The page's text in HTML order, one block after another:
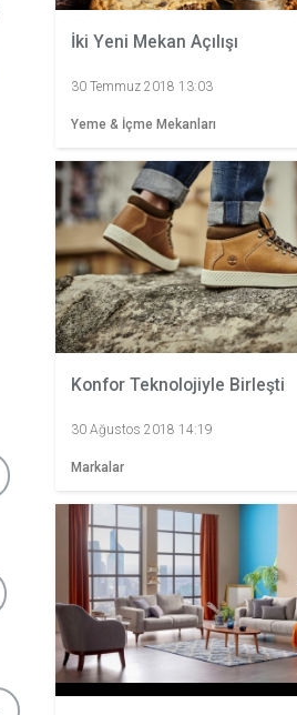
İki Yeni Mekan Açılışı
30 Temmuz 2018 13:03
Yeme & İçme Mekanları
Konfor Teknolojiyle Birleşti
30 Ağustos 2018 14:19
Markalar